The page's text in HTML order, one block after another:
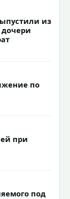
из
по
при
под